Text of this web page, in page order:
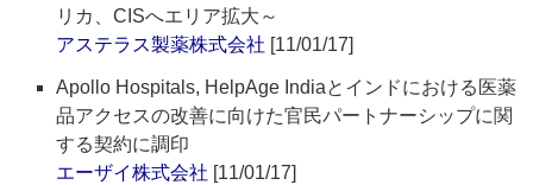
リカ、CISへエリア拡大～
アステラス製薬株式会社 [11/01/17]
Apollo Hospitals, HelpAge Indiaとインドにおける医薬
品アクセスの改善に向けた官民パートナーシップに関
する契約に調印
エーザイ株式会社 [11/01/17]